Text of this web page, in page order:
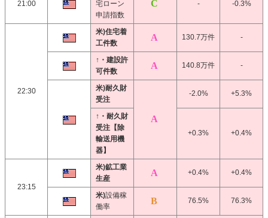
21:00
宅ローン
申請指数
- -0.3%
22:30
米)住宅着
工件数
130.7万件 -
↑・建設許
可件数
140.8万件 -
米)耐久財
受注
-2.0% +5.3%
↑・耐久財
受注【除
輸送用機
器】
+0.3% +0.4%
23:15
米)鉱工業
生産
+0.4% +0.4%
米)設備稼
働率
76.5% 76.3%